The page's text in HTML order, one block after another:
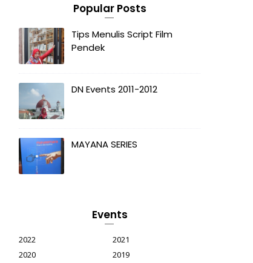
Popular Posts
Tips Menulis Script Film
Pendek
DN Events 2011-2012
MAYANA SERIES
Events
2022
2021
2020
2019